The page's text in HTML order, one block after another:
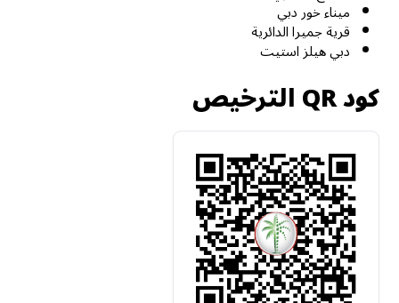
ميناء خور دبي
قرية جميرا الدائرية
دبي هيلز استيت
كود QR الترخيص